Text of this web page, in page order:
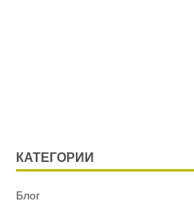
КАТЕГОРИИ
Блог